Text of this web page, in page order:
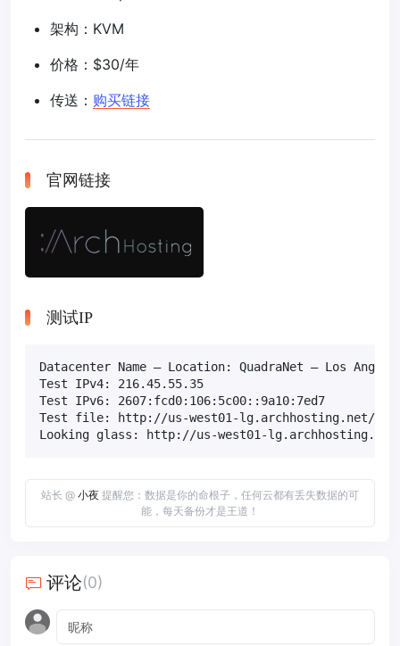
架构：KVM
价格：$30/年
传送： 购买链接
官网链接
测试IP
Datacenter Name – Location: QuadraNet – Los
Test IPv4: 216.45.55.35
Test IPv6: 2607:fcd0:106:5c00::9a10:7ed7
Test file: http://us-west01-lg.archhosting.net/
Looking glass: http://us-west01-lg.archhosting.net
站长 @ 小夜 提醒您：数据是你的命根子，任何云都有丢失数据的可
能，每天备份才是王道！
评论(0)